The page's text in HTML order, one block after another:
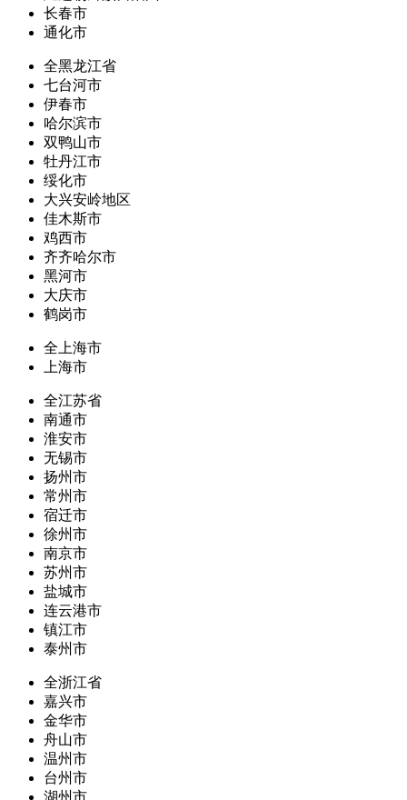
长春市
通化市
全黑龙江省
七台河市
伊春市
哈尔滨市
双鸭山市
牡丹江市
绥化市
大兴安岭地区
佳木斯市
鸡西市
齐齐哈尔市
黑河市
大庆市
鹤岗市
全上海市
上海市
全江苏省
南通市
淮安市
无锡市
扬州市
常州市
宿迁市
徐州市
南京市
苏州市
盐城市
连云港市
镇江市
泰州市
全浙江省
嘉兴市
金华市
舟山市
温州市
台州市
湖州市